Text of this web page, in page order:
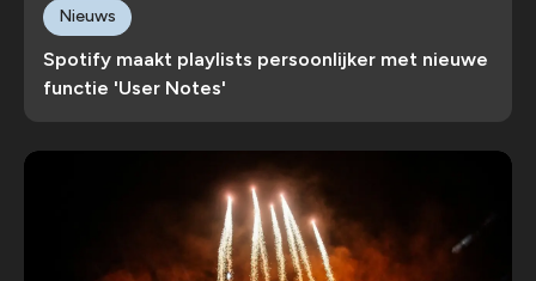
Spotify maakt playlists persoonlijker met nieuwe
functie 'User Notes'
Nieuws